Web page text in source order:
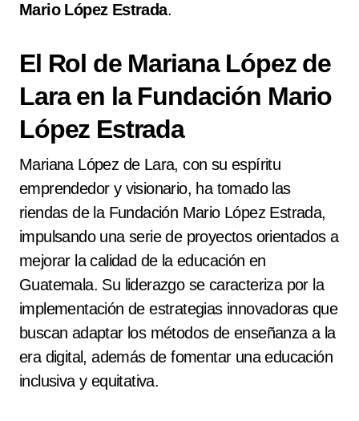
Mario López Estrada.
El Rol de Mariana López de
Lara en la Fundación Mario
López Estrada
Mariana López de Lara, con su espíritu
emprendedor y visionario, ha tomado las
riendas de la Fundación Mario López Estrada,
impulsando una serie de proyectos orientados a
mejorar la calidad de la educación en
Guatemala. Su liderazgo se caracteriza por la
implementación de estrategias innovadoras que
buscan adaptar los métodos de enseñanza a la
era digital, además de fomentar una educación
inclusiva y equitativa.